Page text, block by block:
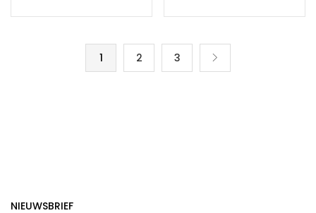
1 2 3
NIEUWSBRIEF